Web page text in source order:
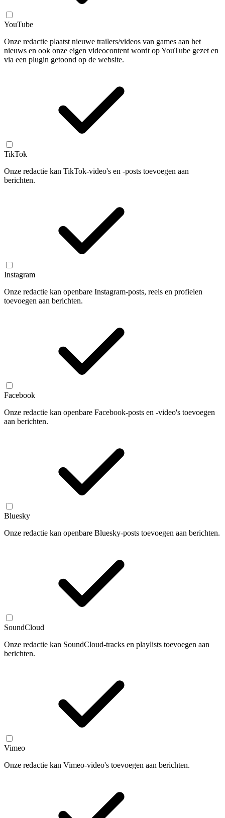
YouTube
Onze redactie plaatst nieuwe trailers/videos van games aan het
nieuws en ook onze eigen videocontent wordt op YouTube gezet en
via een plugin getoond op de website.
TikTok
Onze redactie kan TikTok-video's en -posts toevoegen aan
berichten.
Instagram
Onze redactie kan openbare Instagram-posts, reels en profielen
toevoegen aan berichten.
Facebook
Onze redactie kan openbare Facebook-posts en -video's toevoegen
aan berichten.
Bluesky
Onze redactie kan openbare Bluesky-posts toevoegen aan berichten.
SoundCloud
Onze redactie kan SoundCloud-tracks en playlists toevoegen aan
berichten.
Vimeo
Onze redactie kan Vimeo-video's toevoegen aan berichten.